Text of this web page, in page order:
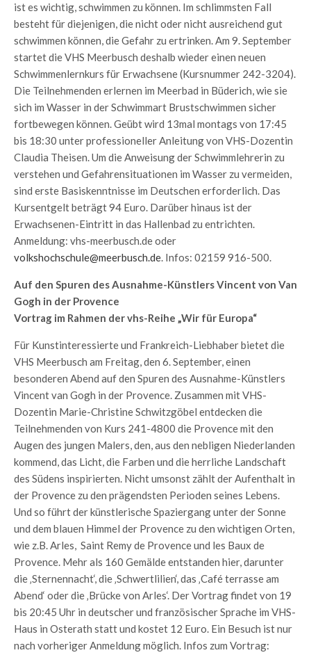
ist es wichtig, schwimmen zu können. Im schlimmsten Fall
besteht für diejenigen, die nicht oder nicht ausreichend gut
schwimmen können, die Gefahr zu ertrinken. Am 9. September
startet die VHS Meerbusch deshalb wieder einen neuen
Schwimmenlernkurs für Erwachsene (Kursnummer 242-3204).
Die Teilnehmenden erlernen im Meerbad in Büderich, wie sie
sich im Wasser in der Schwimmart Brustschwimmen sicher
fortbewegen können. Geübt wird 13mal montags von 17:45
bis 18:30 unter professioneller Anleitung von VHS-Dozentin
Claudia Theisen. Um die Anweisung der Schwimmlehrerin zu
verstehen und Gefahrensituationen im Wasser zu vermeiden,
sind erste Basiskenntnisse im Deutschen erforderlich. Das
Kursentgelt beträgt 94 Euro. Darüber hinaus ist der
Erwachsenen-Eintritt in das Hallenbad zu entrichten.
Anmeldung: vhs-meerbusch.de oder
volkshochschule@meerbusch.de. Infos: 02159 916-500.
Auf den Spuren des Ausnahme-Künstlers Vincent von Van
Gogh in der Provence
Vortrag im Rahmen der vhs-Reihe „Wir für Europa“
Für Kunstinteressierte und Frankreich-Liebhaber bietet die
VHS Meerbusch am Freitag, den 6. September, einen
besonderen Abend auf den Spuren des Ausnahme-Künstlers
Vincent van Gogh in der Provence. Zusammen mit VHS-
Dozentin Marie-Christine Schwitzgöbel entdecken die
Teilnehmenden von Kurs 241-4800 die Provence mit den
Augen des jungen Malers, den, aus den nebligen Niederlanden
kommend, das Licht, die Farben und die herrliche Landschaft
des Südens inspirierten. Nicht umsonst zählt der Aufenthalt in
der Provence zu den prägendsten Perioden seines Lebens.
Und so führt der künstlerische Spaziergang unter der Sonne
und dem blauen Himmel der Provence zu den wichtigen Orten,
wie z.B. Arles, Saint Remy de Provence und les Baux de
Provence. Mehr als 160 Gemälde entstanden hier, darunter
die ‚Sternennacht‘, die ‚Schwertlilien‘, das ‚Café terrasse am
Abend‘ oder die ‚Brücke von Arles‘. Der Vortrag findet von 19
bis 20:45 Uhr in deutscher und französischer Sprache im VHS-
Haus in Osterath statt und kostet 12 Euro. Ein Besuch ist nur
nach vorheriger Anmeldung möglich. Infos zum Vortrag: